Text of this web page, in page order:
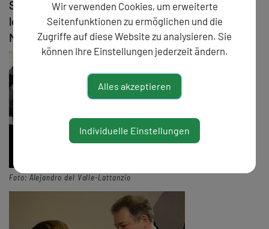
Sein Werk und seine Persönlichkeit werden uns in
lebendiger Erinnerung bleiben. (Die
Musikwerkstatt)
Foto: Alejandro del Valle-Lattanzio
Wir verwenden Cookies, um erweiterte
Seitenfunktionen zu ermöglichen und die
Zugriffe auf diese Website zu analysieren. Sie
können Ihre Einstellungen jederzeit ändern.
Alles akzeptieren
Individuelle Einstellungen